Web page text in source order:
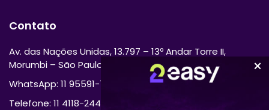
Contato
Av. das Nações Unidas, 13.797 – 13º Andar Torre II,
Morumbi – São Paulo/SP 04794-000
WhatsApp: 11 95591-7870
Telefone: 11 4118-2444